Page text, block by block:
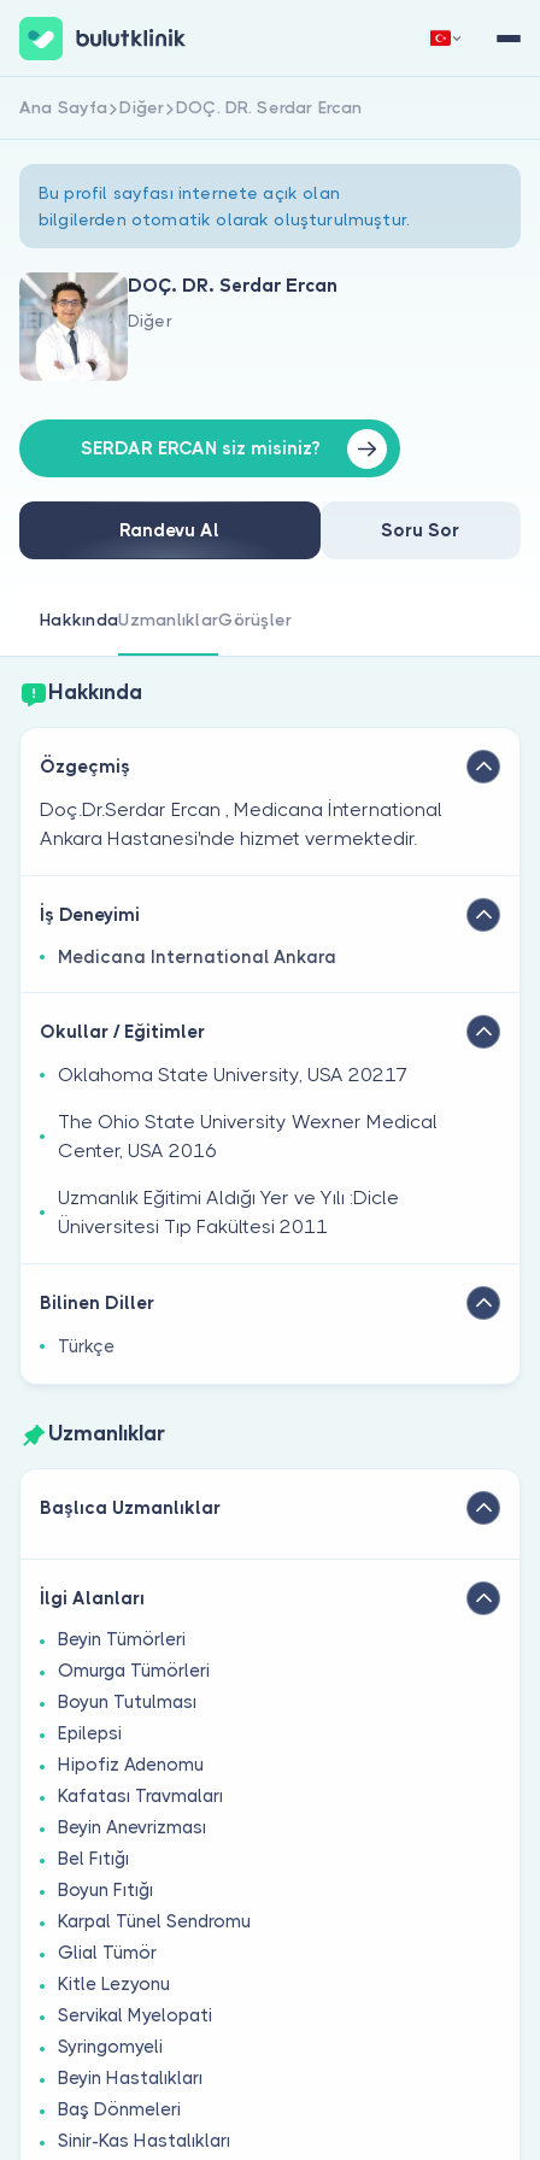
Hakkımızda
Doktorlar için
Doktor musunuz?
Hemen Kaydol Giriş Yap
Ana Sayfa Diğer DOÇ. DR. Serdar Ercan
Bu profil sayfası internete açık olan
bilgilerden otomatik olarak oluşturulmuştur.
DOÇ. DR. Serdar Ercan
Diğer
SERDAR ERCAN siz misiniz?
Randevu Al Soru Sor
HakkındaUzmanlıklarGörüşler
Hakkında
Özgeçmiş
Doç.Dr.Serdar Ercan , Medicana İnternational
Ankara Hastanesi'nde hizmet vermektedir.
İş Deneyimi
Medicana International Ankara
Okullar / Eğitimler
Oklahoma State University, USA 20217
The Ohio State University Wexner Medical
Center, USA 2016
Uzmanlık Eğitimi Aldığı Yer ve Yılı :Dicle
Üniversitesi Tıp Fakültesi 2011
Bilinen Diller
Türkçe
Uzmanlıklar
Başlıca Uzmanlıklar
İlgi Alanları
Beyin Tümörleri
Omurga Tümörleri
Boyun Tutulması
Epilepsi
Hipofiz Adenomu
Kafatası Travmaları
Beyin Anevrizması
Bel Fıtığı
Boyun Fıtığı
Karpal Tünel Sendromu
Glial Tümör
Kitle Lezyonu
Servikal Myelopati
Syringomyeli
Beyin Hastalıkları
Baş Dönmeleri
Sinir-Kas Hastalıkları